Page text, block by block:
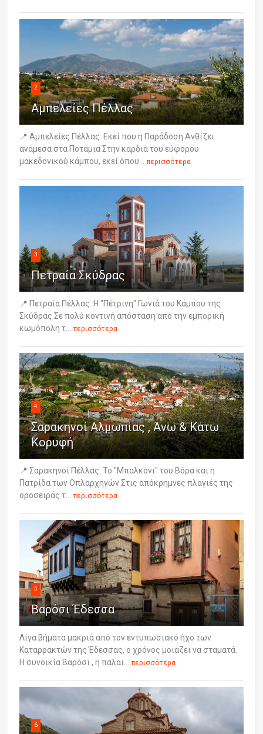
2
Αμπελείες Πέλλας
📍 Αμπελείες Πέλλας: Εκεί που η Παράδοση Ανθίζει
ανάμεσα στα Ποτάμια Στην καρδιά του εύφορου
μακεδονικού κάμπου, εκεί όπου... περισσότερα
3
Πετραία Σκύδρας
📍 Πετραία Πέλλας: Η "Πέτρινη" Γωνιά του Κάμπου της
Σκύδρας Σε πολύ κοντινή απόσταση από την εμπορική
κωμόπολη τ... περισσότερα
4
Σαρακηνοί Αλμωπίας , Άνω & Κάτω
Κορυφή
📍 Σαρακηνοί Πέλλας: Το "Μπαλκόνι" του Βόρα και η
Πατρίδα των Οπλαρχηγών Στις απόκρημνες πλαγιές της
οροσειράς τ... περισσότερα
5
Βαρόσι Έδεσσα
Λίγα βήματα μακριά από τον εντυπωσιακό ήχο των
Καταρρακτών της Έδεσσας, ο χρόνος μοιάζει να σταματά.
Η συνοικία Βαρόσι , η παλαι... περισσότερα
6